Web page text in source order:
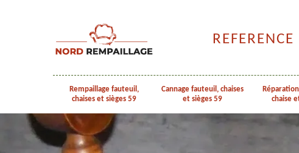
Rempaillage fauteuil,
chaises et sièges 59
Cannage fauteuil, chaises
et sièges 59
chaise